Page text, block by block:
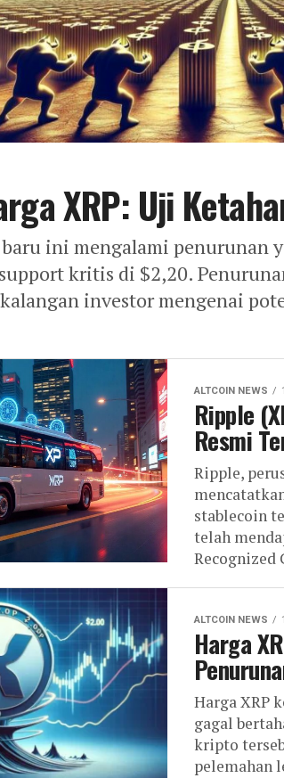
XRP: Uji
ini mengalami penurunan
kritis di $2,20.
investor mengenai
ALTCOIN NEWS
Ripple
Resmi
Ripple,
stablecoin
telah
Recognized
ALTCOIN NEWS
Harga
Harga XRP
gagal
kripto
pelemahan